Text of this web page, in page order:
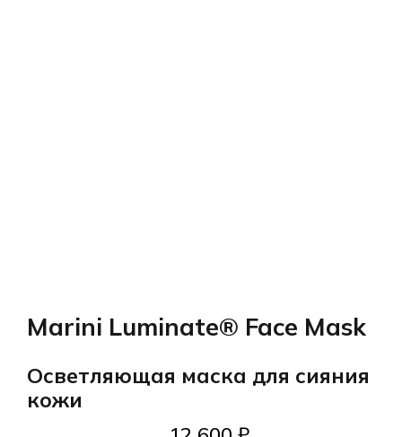
Marini Luminate® Face Mask
Осветляющая маска для сияния
кожи